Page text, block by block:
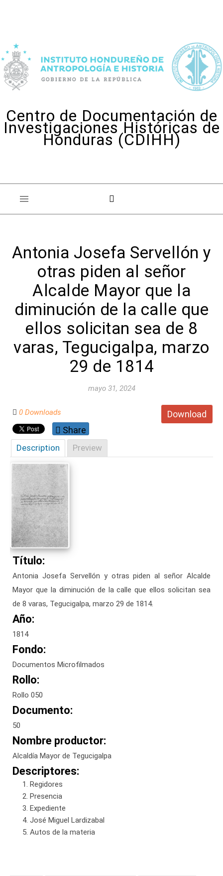
Centro de Documentación de
Investigaciones Históricas de
Honduras (CDIHH)
Antonia Josefa Servellón y
otras piden al señor
Alcalde Mayor que la
diminución de la calle que
ellos solicitan sea de 8
varas, Tegucigalpa, marzo
29 de 1814
mayo 31, 2024
Download
0 Downloads
Share
Description Preview
Título:
Antonia Josefa Servellón y otras piden al señor Alcalde
Mayor que la diminución de la calle que ellos solicitan sea
de 8 varas, Tegucigalpa, marzo 29 de 1814.
Año:
1814
Fondo:
Documentos Microfilmados
Rollo:
Rollo 050
Documento:
50
Nombre productor:
Alcaldía Mayor de Tegucigalpa
Descriptores:
Regidores
Presencia
Expediente
José Miguel Lardizabal
Autos de la materia